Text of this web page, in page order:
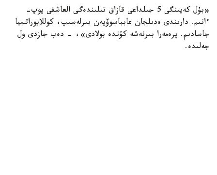
«بۇل كەيىنگى 5 جىلداعى قازاق تىلىندەگى العاشقى پوپ-
ءانىم. دارىندى ەدىلجان عابباسوۆپەن بىرلەسىپ، كوللابوراتسيا
جاسادىم. پرەمەرا بىرنەشە كۇندە بولادى»، - دەپ جازدى ول
جەلىدە.